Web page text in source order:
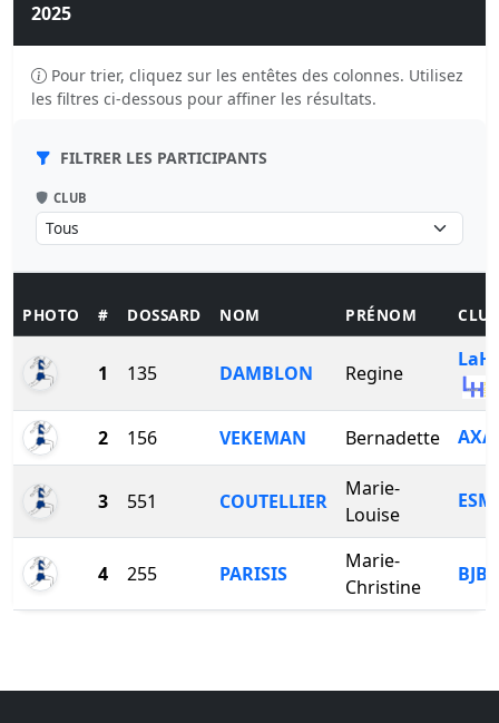
2025
Pour trier, cliquez sur les entêtes des colonnes. Utilisez
les filtres ci-dessous pour affiner les résultats.
FILTRER LES PARTICIPANTS
CLUB
PHOTO # DOSSARD NOM PRÉNOM CLUB
1 135 DAMBLON Regine
2 156 VEKEMAN Bernadette AXA
3 551 COUTELLIER
Marie-
Louise
ESM
4 255 PARISIS
Marie-
Christine
BJB